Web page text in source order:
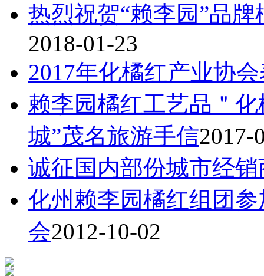
热烈祝贺“赖李园”品
2018-01-23
2017年化橘红产业协
赖李园橘红工艺品＂
城”茂名旅游手信2017-
诚征国内部份城市经
化州赖李园橘红组团
会2012-10-02